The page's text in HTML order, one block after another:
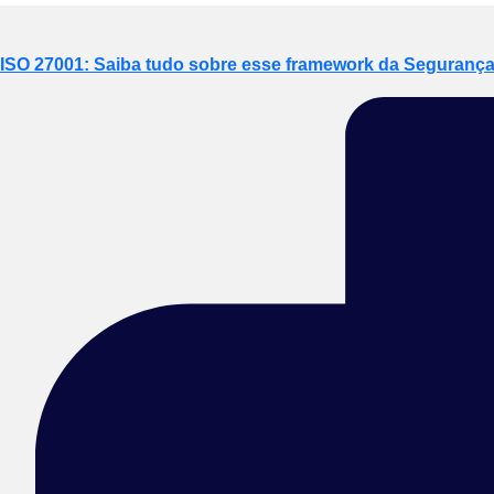
ISO 27001: Saiba tudo sobre esse framework da